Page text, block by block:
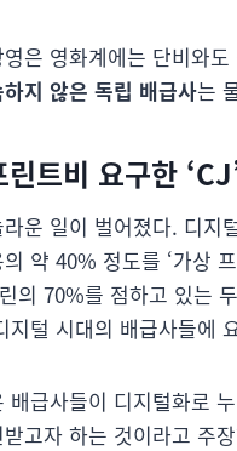
은 영화계에는 단비와
지 않은 독립 배급사는
트비 요구한
운 일이 벌어졌다. 디지
약 40% 정도를 ‘가상
의 70%를 점하고 있는
지털 시대의 배급사들에
배급사들이 디지털화로
고자 하는 것이라고 주